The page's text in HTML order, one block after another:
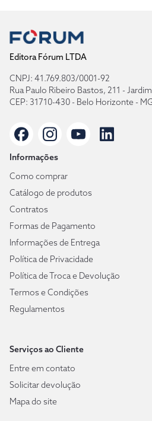
Editora Fórum LTDA
CNPJ: 41.769.803/0001-92
Rua Paulo Ribeiro Bastos, 211 -
CEP: 31710-430 - Belo Horizonte -
Informações
Como comprar
Catálogo de produtos
Contratos
Formas de Pagamento
Informações de Entrega
Política de Privacidade
Política de Troca e Devolução
Termos e Condições
Regulamentos
Serviços ao Cliente
Entre em contato
Solicitar devolução
Mapa do site